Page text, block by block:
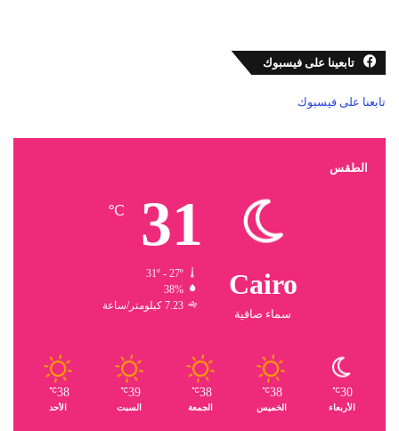
تابعينا على فيسبوك
تابعنا على فيسبوك
الطقس
Cairo
سماء صافية
31
℃
31º - 27º
38%
7.23 كيلومتر/ساعة
30
℃
الأربعاء
38
℃
الخميس
38
℃
الجمعة
39
℃
السبت
38
℃
الأحد